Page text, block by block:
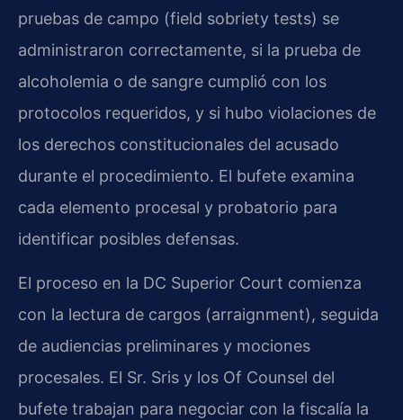
pruebas de campo (field sobriety tests) se
administraron correctamente, si la prueba de
alcoholemia o de sangre cumplió con los
protocolos requeridos, y si hubo violaciones de
los derechos constitucionales del acusado
durante el procedimiento. El bufete examina
cada elemento procesal y probatorio para
identificar posibles defensas.
El proceso en la DC Superior Court comienza
con la lectura de cargos (arraignment), seguida
de audiencias preliminares y mociones
procesales. El Sr. Sris y los Of Counsel del
bufete trabajan para negociar con la fiscalía la